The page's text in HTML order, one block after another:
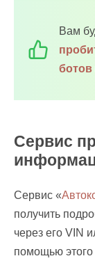
Вам
ботов
Сервис
Сервис «
получить
через его VIN
помощью